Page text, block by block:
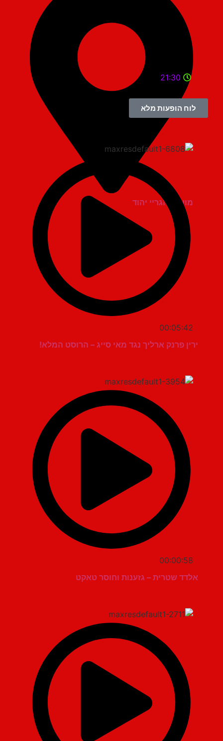
מועדון הגריי יהוד
21:30
לוח הופעות מלא
00:05:42
ירין פרנק ארליך נגד מאי סייג – הרוסט המלא!
00:00:58
אלדד שטרית – גזענות וחוסר טאקט